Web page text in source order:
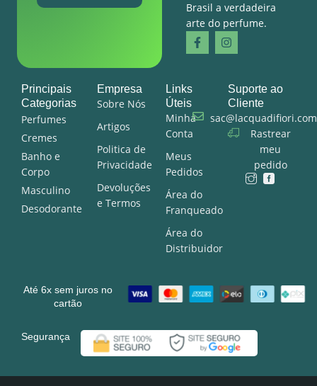
Brasil a verdadeira
arte do perfume.
Principais
Categorias
Perfumes
Cremes
Banho e
Corpo
Masculino
Desodorante
Empresa
Sobre Nós
Artigos
Politica de
Privacidade
Devoluções
e Termos
Links
Úteis
Minha
Conta
Meus
Pedidos
Área do
Franqueado
Área do
Distribuidor
Suporte ao
Cliente
Rastrear
meu
pedido
Até 6x sem juros no
cartão
Segurança